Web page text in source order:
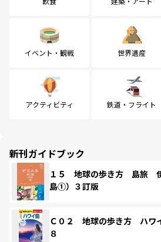
イベント・観戦 世界遺産
アクティビティ 鉄道・フライト
新刊ガイドブック
１５ 地球の歩き方 島旅
島①）３訂版
Ｃ０２ 地球の歩き方 ハワ
８